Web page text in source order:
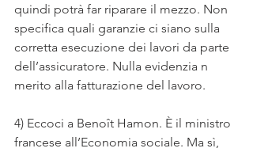
quindi potrà far riparare il mezzo. Non
specifica quali garanzie ci siano sulla
corretta esecuzione dei lavori da parte
dell’assicuratore. Nulla evidenzia n
merito alla fatturazione del lavoro.
4) Eccoci a Benoît Hamon. È il ministro
francese all’Economia sociale. Ma sì,